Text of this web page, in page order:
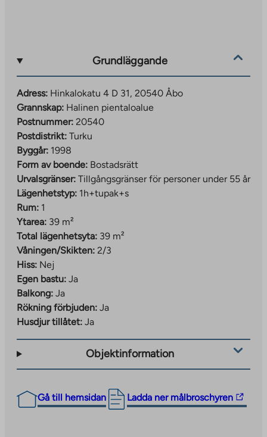
Grundläggande
Adress: Hinkalokatu 4 D 31, 20540 Åbo
Grannskap: Halinen pientaloalue
Postnummer: 20540
Postdistrikt: Turku
Byggår: 1998
Form av boende: Bostadsrätt
Urvalsgränser: Tillgångsgränser för personer under 55 år
Lägenhetstyp: 1h+tupak+s
Rum: 1
Ytarea: 39 m²
Total lägenhetsyta: 39 m²
Våningen/Skikten: 2/3
Hiss: Nej
Egen bastu: Ja
Balkong: Ja
Rökning förbjuden: Ja
Husdjur tillåtet: Ja
Objektinformation
Gå till hemsidan Ladda ner målbroschyren
The
link